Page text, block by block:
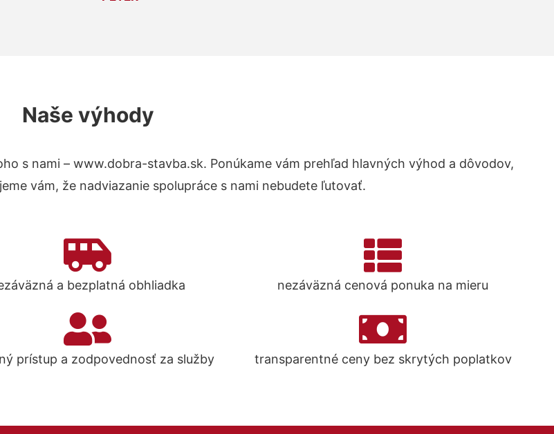
Naše výhody
s nami – www.dobra-stavba.sk. Ponúkame vám prehľad hlavných výhod a dôvodov,
vám, že nadviazanie spolupráce s nami nebudete ľutovať.
a bezplatná obhliadka nezáväzná cenová ponuka na mieru
prístup a zodpovednosť za služby transparentné ceny bez skrytých poplatkov